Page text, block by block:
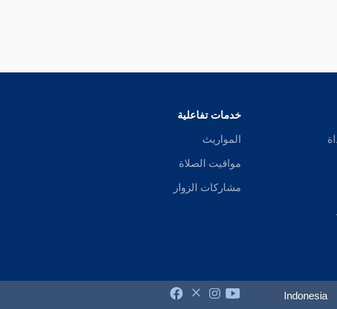
خدمات تفاعلية
المواريث
مواقيت الصلاة
مشاركات الزوار
Indonesia